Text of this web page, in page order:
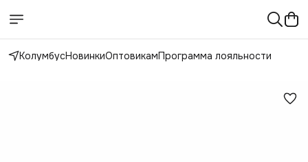
КолумбусНовинкиОптовикамПрограмма лояльности